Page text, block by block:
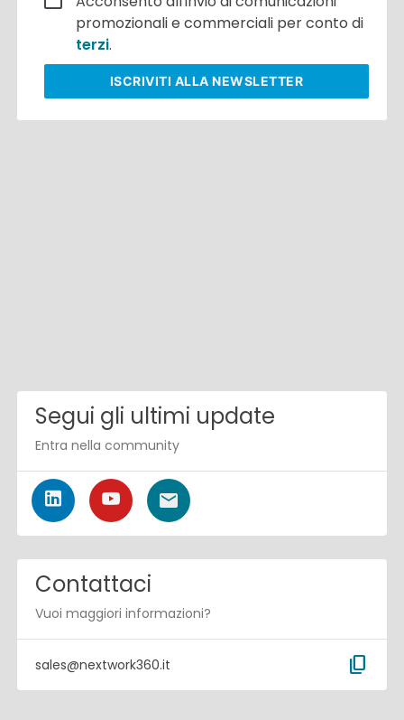
promozionali e commerciali per conto di
terzi.
ISCRIVITI ALLA NEWSLETTER
Segui gli ultimi update
Entra nella community
Contattaci
Vuoi maggiori informazioni?
sales@nextwork360.it content_copy